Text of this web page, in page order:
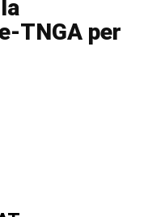
TNGA per